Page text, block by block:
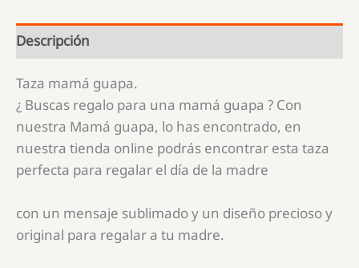
Descripción
Taza mamá guapa.
¿ Buscas regalo para una mamá guapa ? Con
nuestra Mamá guapa, lo has encontrado, en
nuestra tienda online podrás encontrar esta taza
perfecta para regalar el día de la madre
con un mensaje sublimado y un diseño precioso y
original para regalar a tu madre.